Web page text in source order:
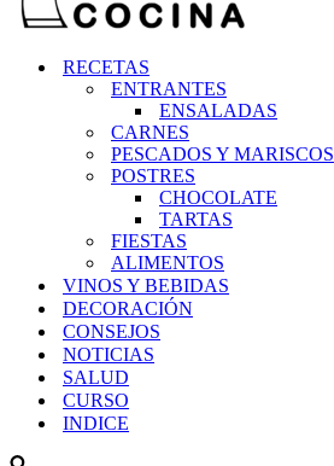
RECETAS
ENTRANTES
ENSALADAS
CARNES
PESCADOS Y MARISCOS
POSTRES
CHOCOLATE
TARTAS
FIESTAS
ALIMENTOS
VINOS Y BEBIDAS
DECORACIÓN
CONSEJOS
NOTICIAS
SALUD
CURSO
INDICE